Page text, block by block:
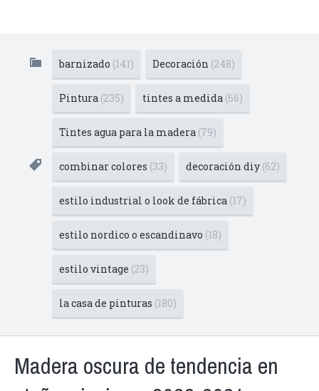
barnizado (141) Decoración (248)
Pintura (235) tintes a medida (66)
Tintes agua para la madera (79)
combinar colores (33) decoración diy (62)
estilo industrial o look de fábrica (17)
estilo nordico o escandinavo (18)
estilo vintage (23)
la casa de pinturas (180)
Madera oscura de tendencia en